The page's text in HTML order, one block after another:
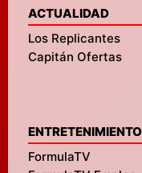
ACTUALIDAD
Los Replicantes
Capitán Ofertas
ENTRETENIMIENTO
FormulaTV